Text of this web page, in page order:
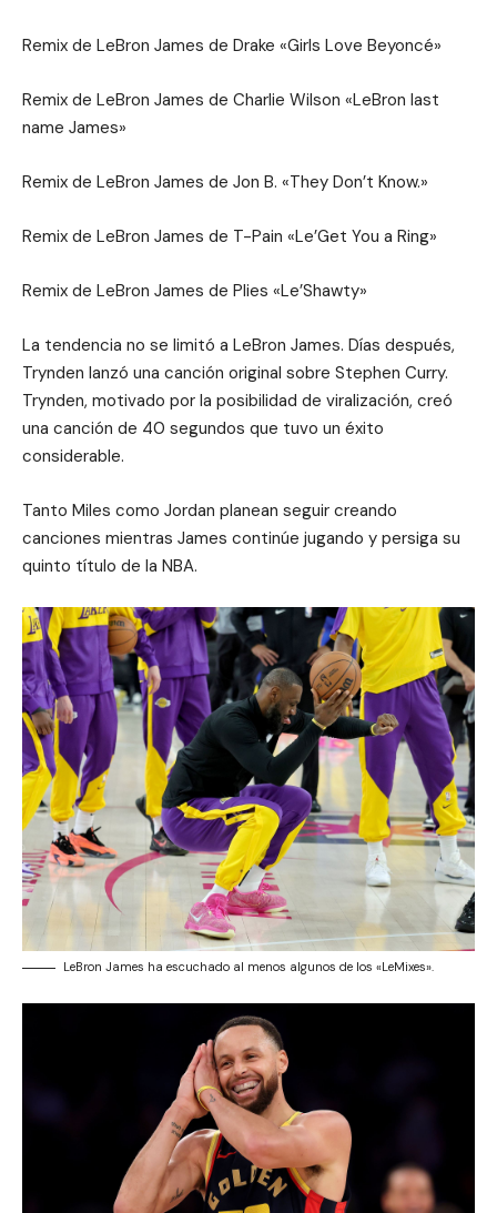
Remix de LeBron James de Drake «Girls Love Beyoncé»
Remix de LeBron James de Charlie Wilson «LeBron last
name James»
Remix de LeBron James de Jon B. «They Don’t Know.»
Remix de LeBron James de T-Pain «Le’Get You a Ring»
Remix de LeBron James de Plies «Le’Shawty»
La tendencia no se limitó a LeBron James. Días después,
Trynden lanzó una canción original sobre Stephen Curry.
Trynden, motivado por la posibilidad de viralización, creó
una canción de 40 segundos que tuvo un éxito
considerable.
Tanto Miles como Jordan planean seguir creando
canciones mientras James continúe jugando y persiga su
quinto título de la NBA.
LeBron James ha escuchado al menos algunos de los «LeMixes».